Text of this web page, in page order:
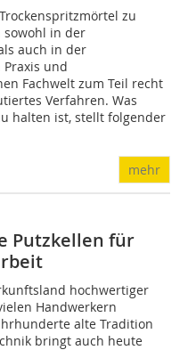
zu
sowohl in der
auch in der
und
Fachwelt zum Teil recht
Verfahren. Was
halten ist, stellt folgender
mehr
Putzkellen für
hochwertiger
Handwerkern
alte Tradition
bringt auch heute